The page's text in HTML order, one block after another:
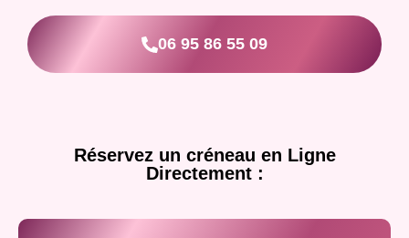
06 95 86 55 09
Réservez un créneau en Ligne
Directement :